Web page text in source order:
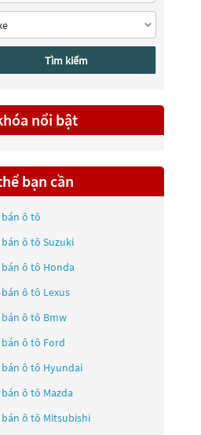
Tìm kiếm
nổi bật
bạn cần
bán ô tô
bán ô tô Suzuki
bán ô tô Honda
bán ô tô Lexus
bán ô tô Bmw
bán ô tô Ford
bán ô tô Hyundai
bán ô tô Mazda
bán ô tô Mitsubishi